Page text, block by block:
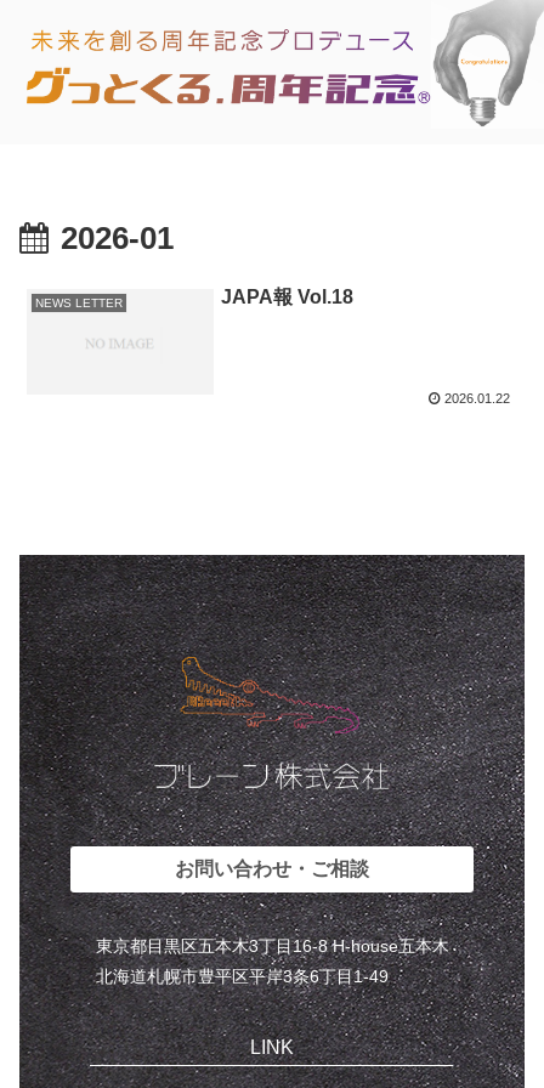
2026-01
NEWS LETTER JAPA報 Vol.18
2026.01.22
お問い合わせ・ご相談
東京都目黒区五本木3丁目16-8 H-house五本木
北海道札幌市豊平区平岸3条6丁目1-49
LINK